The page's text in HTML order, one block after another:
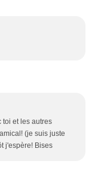
toi et les autres
(je suis juste
j'espère! Bises